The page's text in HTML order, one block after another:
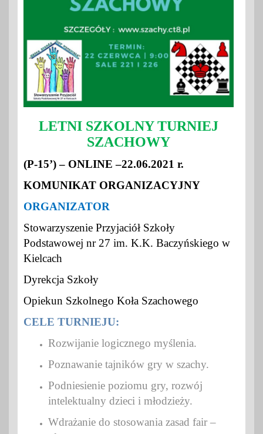
LETNI SZKOLNY TURNIEJ
SZACHOWY
(P-15’) – ONLINE–22.06.2021 r.
KOMUNIKAT ORGANIZACYJNY
ORGANIZATOR
Stowarzyszenie Przyjaciół Szkoły
Podstawowej nr 27 im. K.K. Baczyńskiego w
Kielcach
Dyrekcja Szkoły
Opiekun Szkolnego Koła Szachowego
CELE TURNIEJU:
Rozwijanie logicznego myślenia.
Poznawanie tajników gry w szachy.
Podniesienie poziomu gry, rozwój
intelektualny dzieci i młodzieży.
Wdrażanie do stosowania zasad fair –